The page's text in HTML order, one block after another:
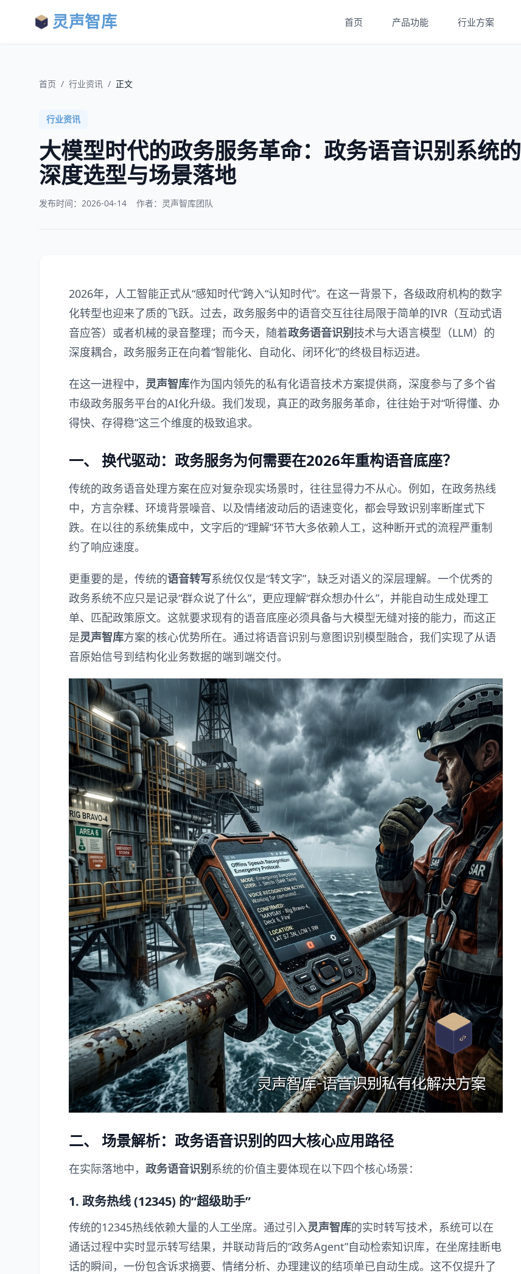
灵声智库 首页 产品功能 行业方案
首页 / 行业资讯 / 正文
行业资讯
大模型时代的政务服务革命：政务语音识别系统的
深度选型与场景落地
发布时间： 2026-04-14 作者：灵声智库团队
2026年，人工智能正式从“感知时代”跨入“认知时代”。在这一背景下，各级政府机构的数字
化转型也迎来了质的飞跃。过去，政务服务中的语音交互往往局限于简单的IVR（互动式语
音应答）或者机械的录音整理；而今天，随着政务语音识别技术与大语言模型（LLM）的
深度耦合，政务服务正在向着“智能化、自动化、闭环化”的终极目标迈进。
在这一进程中， 灵声智库作为国内领先的私有化语音技术方案提供商，深度参与了多个省
市级政务服务平台的AI化升级。我们发现，真正的政务服务革命，往往始于对“听得懂、办
得快、存得稳”这三个维度的极致追求。
一、 换代驱动：政务服务为何需要在2026年重构语音底座？
传统的政务语音处理方案在应对复杂现实场景时，往往显得力不从心。例如，在政务热线
中，方言杂糅、环境背景噪音、以及情绪波动后的语速变化，都会导致识别率断崖式下
跌。在以往的系统集成中，文字后的“理解”环节大多依赖人工，这种断开式的流程严重制
约了响应速度。
更重要的是，传统的语音转写系统仅仅是“转文字”，缺乏对语义的深层理解。一个优秀的
政务系统不应只是记录“群众说了什么”，更应理解“群众想办什么”，并能自动生成处理工
单、匹配政策原文。这就要求现有的语音底座必须具备与大模型无缝对接的能力，而这正
是灵声智库方案的核心优势所在。通过将语音识别与意图识别模型融合，我们实现了从语
音原始信号到结构化业务数据的端到端交付。
二、 场景解析：政务语音识别的四大核心应用路径
在实际落地中， 政务语音识别 系统的价值主要体现在以下四个核心场景：
1. 政务热线 (12345) 的“超级助手”
传统的12345热线依赖大量的人工坐席。通过引入灵声智库的实时转写技术，系统可以在
通话过程中实时显示转写结果，并联动背后的“政务Agent”自动检索知识库，在坐席挂断电
话的瞬间，一份包含诉求摘要、情绪分析、办理建议的结项单已自动生成。这不仅提升了